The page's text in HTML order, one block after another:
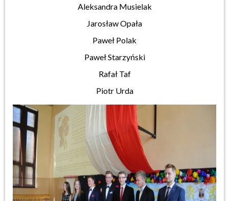
Aleksandra Musielak
Jarosław Opała
Paweł Polak
Paweł Starzyński
Rafał Taf
Piotr Urda